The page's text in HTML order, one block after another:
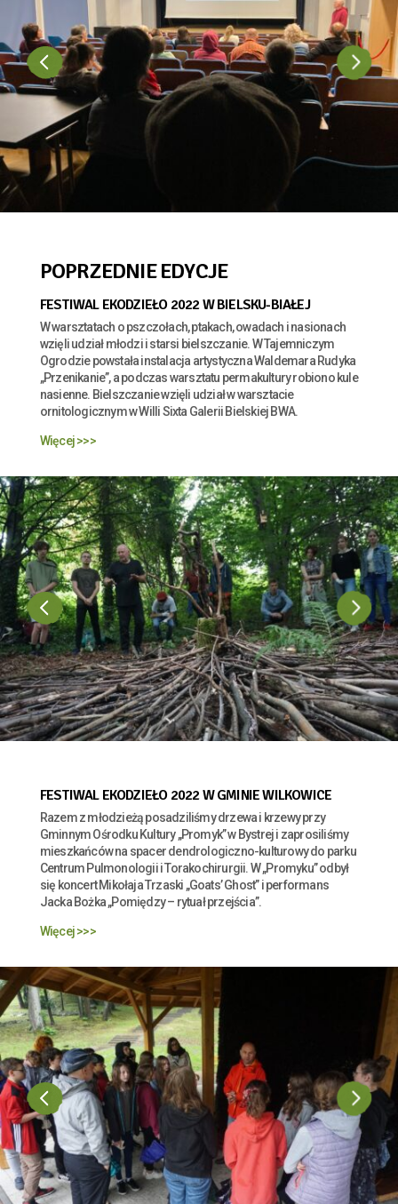
POPRZEDNIE EDYCJE
FESTIWAL EKODZIEŁO 2022 W BIELSKU-BIAŁEJ
W warsztatach o pszczołach, ptakach, owadach i nasionach
wzięli udział młodzi i starsi bielszczanie. W Tajemniczym
Ogrodzie powstała instalacja artystyczna Waldemara Rudyka
„Przenikanie”, a podczas warsztatu permakultury robiono kule
nasienne. Bielszczanie wzięli udział w warsztacie
ornitologicznym w Willi Sixta Galerii Bielskiej BWA.
Więcej >>>
FESTIWAL EKODZIEŁO 2022 W GMINIE WILKOWICE
Razem z młodzieżą posadziliśmy drzewa i krzewy przy
Gminnym Ośrodku Kultury „Promyk” w Bystrej i zaprosiliśmy
mieszkańców na spacer dendrologiczno-kulturowy do parku
Centrum Pulmonologii i Torakochirurgii. W „Promyku” odbył
się koncert Mikołaja Trzaski „Goats’ Ghost” i performans
Jacka Bożka „Pomiędzy – rytuał przejścia”.
Więcej >>>